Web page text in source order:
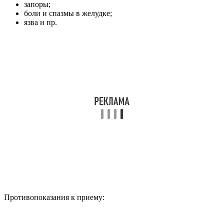
запоры;
боли и спазмы в желудке;
язва и пр.
Противопоказания к приему: